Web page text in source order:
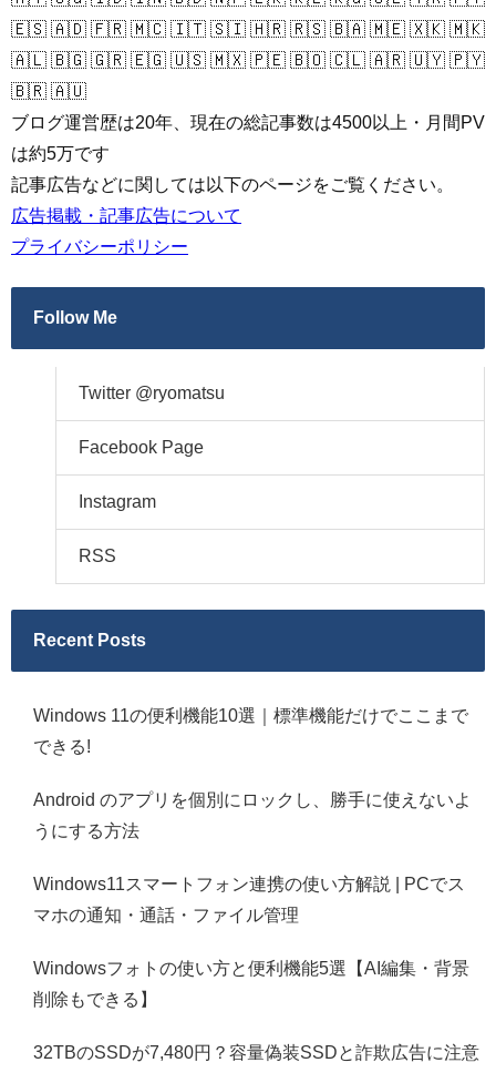
🇪🇸 🇦🇩 🇫🇷 🇲🇨 🇮🇹 🇸🇮 🇭🇷 🇷🇸 🇧🇦 🇲🇪 🇽🇰 🇲🇰
🇦🇱 🇧🇬 🇬🇷 🇪🇬 🇺🇸 🇲🇽 🇵🇪 🇧🇴 🇨🇱 🇦🇷 🇺🇾 🇵🇾
🇧🇷 🇦🇺
ブログ運営歴は20年、現在の総記事数は4500以上・月間PV
は約5万です
記事広告などに関しては以下のページをご覧ください。
広告掲載・記事広告について
プライバシーポリシー
Follow Me
Twitter @ryomatsu
Facebook Page
Instagram
RSS
Recent Posts
Windows 11の便利機能10選｜標準機能だけでここまで
できる!
Android のアプリを個別にロックし、勝手に使えないよ
うにする方法
Windows11スマートフォン連携の使い方解説 | PCでス
マホの通知・通話・ファイル管理
Windowsフォトの使い方と便利機能5選【AI編集・背景
削除もできる】
32TBのSSDが7,480円？容量偽装SSDと詐欺広告に注意